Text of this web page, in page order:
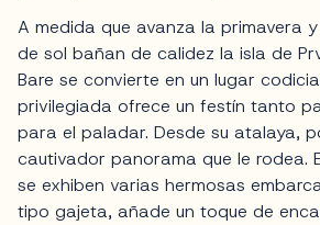
A medida que avanza la primavera
de sol bañan de calidez la isla de
Bare se convierte en un lugar
privilegiada ofrece un festín tanto
para el paladar. Desde su atalaya,
cautivador panorama que le rodea.
se exhiben varias hermosas
tipo gajeta, añade un toque de